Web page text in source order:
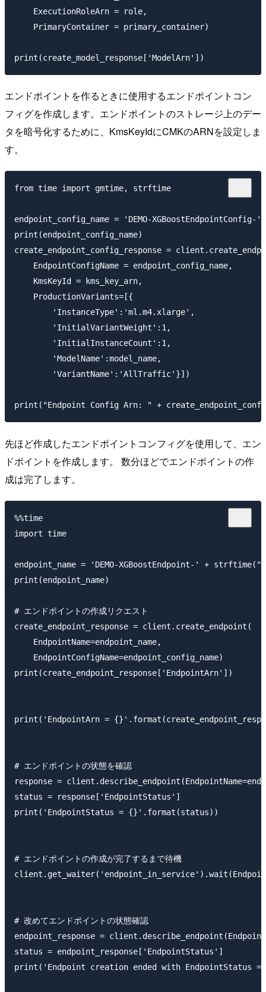
    ExecutionRoleArn = role,
    PrimaryContainer = primary_container)
エンドポイントを作るときに使用するエンドポイントコン
フィグを作成します。エンドポイントのストレージ上のデー
タを暗号化するために、KmsKeyIdにCMKのARNを設定しま
す。
from time import gmtime, strftime
endpoint_config_name = 'DEMO-XGBoostEndpointConfig-'
print(endpoint_config_name)
create_endpoint_config_response =
    EndpointConfigName = endpoint_config_name,
    KmsKeyId = kms_key_arn,
    ProductionVariants=[{
        'InstanceType':'ml.m4.xlarge',
        'InitialVariantWeight':1,
        'InitialInstanceCount':1,
        'ModelName':model_name,
        'VariantName':'AllTraffic'}])
先ほど作成したエンドポイントコンフィグを使用して、エン
ドポイントを作成します。 数分ほどでエンドポイントの作
成は完了します。
%%time
import time
endpoint_name = 'DEMO-XGBoostEndpoint-' +
print(endpoint_name)
# エンドポイントの作成リクエスト
create_endpoint_response = client.create_endpoint(
    EndpointName=endpoint_name,
    EndpointConfigName=endpoint_config_name)
print(create_endpoint_response['EndpointArn'])
print('EndpointArn =
# エンドポイントの状態を確認
response =
status = response['EndpointStatus']
print('EndpointStatus = {}'.format(status))
# エンドポイントの作成が完了するまで待機
# 改めてエンドポイントの状態確認
endpoint_response =
status = endpoint_response['EndpointStatus']
print('Endpoint creation ended with EndpointStatus